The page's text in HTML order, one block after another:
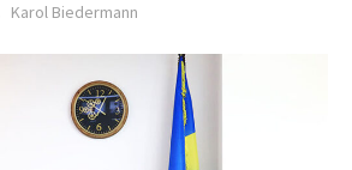
Karol Biedermann